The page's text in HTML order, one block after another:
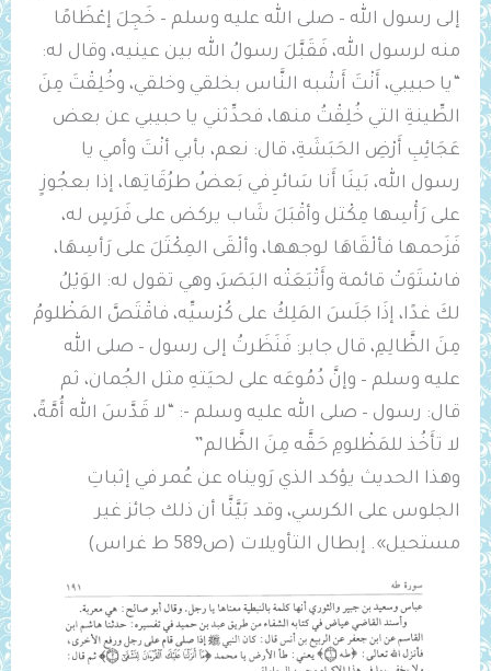
إلى رسول الله – صلى الله عليه وسلم – خَجِلَ إعْظَامًا
منه لرسول الله، فَقَبَّلَ رسولُ الله بين عينيه، وقال له:
“يا حبيبي، أَنْتَ أَشْبه النَّاس بخلقي وخلقي، وخُلِقْتَ مِنَ
الطِّينةِ التي خُلِقْتُ منها، فحدِّثني يا حبيبي عن بعض
عَجَائِبِ أَرْضِ الحَبَشَةِ، قال: نعم، بأبي أنْتَ وأمي يا
رسول الله، بَينَا أَنا سَائرِ في بَعضُ طرُقَاتِها، إذا بعجُوزٍ
على رَأْسِها مِكْتل وأقْبَلَ شَاب يركض على فَرَسٍ له،
فَزَحمها فألْقَاهَا لوجهها، وألْقَى المِكْتَلَ على رَأسِهَا،
فاسْتَوَتْ قائمة وأَتْبَعَتْه البَصَرَ، وهي تقول له: الوَيْلُ
لكَ غدًا، إذَا جَلَسَ المَلِكُ على كُرْسيِّه، فاقْتَصَّ المَظْلومُ
مِنَ الظَّالِمِ، قال جابر: فَنَظَرتُ إلى رسول – صلى الله
عليه وسلم – وإنَّ دُمُوعَه على لحيَتهِ مثل الجُمان، ثم
قال: رسول – صلى الله عليه وسلم -: “لا قَدَّسَ الله أُمَّةً،
لا تأَخُذ للمَظْلومِ حَقَّه مِنَ الظَّالم”
وهذا الحديث يؤكد الذي رَويناه عن عُمر في إثباتِ
الجلوس على الكرسي، وقد بَيَّنَّا أن ذلك جائز غير
مستحيل». إبطال التأويلات (ص589 ط غراس)